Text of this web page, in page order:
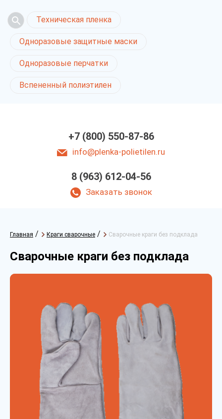
Техническая пленка
Одноразовые защитные маски
Одноразовые перчатки
Вспененный полиэтилен
+7 (800) 550-87-86
info@plenka-polietilen.ru
8 (963) 612-04-56
Заказать звонок
Главная / Краги сварочные / Сварочные краги без подклада
Сварочные краги без подклада